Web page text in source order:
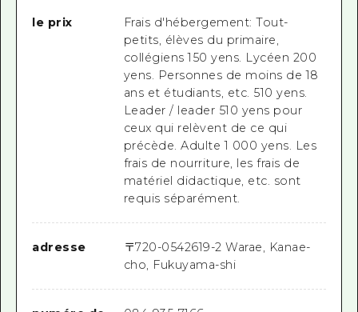
le prix
Frais d'hébergement: Tout-
petits, élèves du primaire,
collégiens 150 yens. Lycéen 200
yens. Personnes de moins de 18
ans et étudiants, etc. 510 yens.
Leader / leader 510 yens pour
ceux qui relèvent de ce qui
précède. Adulte 1 000 yens. Les
frais de nourriture, les frais de
matériel didactique, etc. sont
requis séparément.
adresse 〒720-0542619-2 Warae, Kanae-
cho, Fukuyama-shi